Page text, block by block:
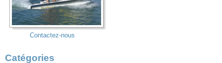
Contactez-nous
Catégories